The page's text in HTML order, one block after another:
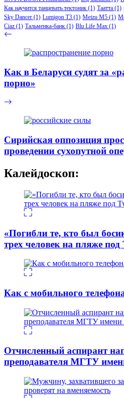
Как научится танцевать тектоник (1) Таатта (1)
Sky Dancer (1) Lumigon T3 (1) Meizu M5 (1)
Ciaz (1) Тальменка-банк (1) Blu Life Max (1)
Как в Беларуси судят за
порно»
Сирийская оппозиция
проведении сухопутной
Калейдоскоп:
«Погибли те, кто был
трех человек на пляже под
Как с мобильного
Отчисленный аспирант
преподавателя МГТУ